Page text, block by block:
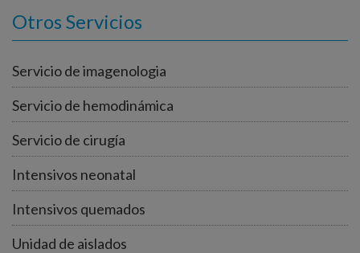
Otros Servicios
Servicio de imagenologia
Servicio de hemodinámica
Servicio de cirugía
Intensivos neonatal
Intensivos quemados
Unidad de aislados